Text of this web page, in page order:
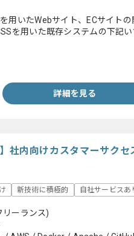
用いたWebサイト、ECサイト
を用いた既存システムの下記
優先順位の判断経験
ード、提案の品質、影響範囲の
詳細を見る
社内向けカスタマーサクセ
新技術に積極的 自社サービスあ
リーランス)